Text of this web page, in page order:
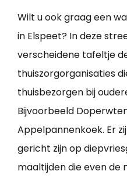
Wilt u ook graag een
in Elspeet? In deze
verscheidene tafeltje
thuiszorgorganisaties
thuisbezorgen bij
Bijvoorbeeld
Appelpannenkoek. Er
gericht zijn op
maaltijden die even de